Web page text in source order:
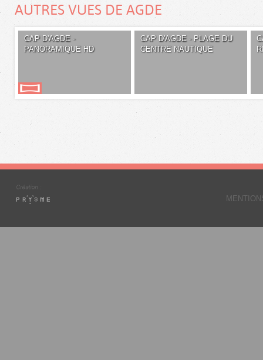
AUTRES VUES DE AGDE
CAP D'AGDE -
PANORAMIQUE HD
CAP D'AGDE - PLAGE DU
CENTRE NAUTIQUE